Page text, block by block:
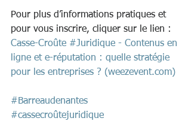
Pour plus d’informations pratiques et
pour vous inscrire, cliquer sur le lien :
Casse-Croûte #Juridique - Contenus en
ligne et e-réputation : quelle stratégie
pour les entreprises ? (weezevent.com)
#Barreaudenantes
#cassecroûtejuridique